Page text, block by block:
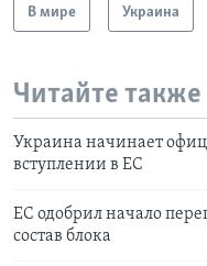
В мире Украина
Читайте также
Украина начинает
вступлении в ЕС
ЕС одобрил начало
состав блока